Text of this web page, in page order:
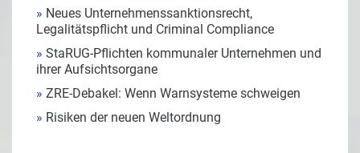
» Neues Unternehmenssanktionsrecht,
Legalitätspflicht und Criminal Compliance
» StaRUG-Pflichten kommunaler Unternehmen und
ihrer Aufsichtsorgane
» ZRE-Debakel: Wenn Warnsysteme schweigen
» Risiken der neuen Weltordnung